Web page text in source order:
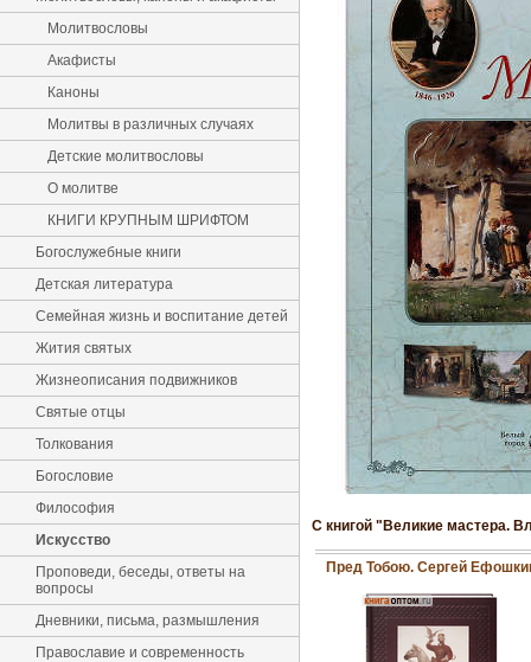
Молитвословы
Акафисты
Каноны
Молитвы в различных случаях
Детские молитвословы
О молитве
КНИГИ КРУПНЫМ ШРИФТОМ
Богослужебные книги
Детская литература
Семейная жизнь и воспитание детей
Жития святых
Жизнеописания подвижников
Святые отцы
Толкования
Богословие
Философия
Искусство
Проповеди, беседы, ответы на
вопросы
Дневники, письма, размышления
Православие и современность
С книгой "Великие мастера.
Пред Тобою. Сергей